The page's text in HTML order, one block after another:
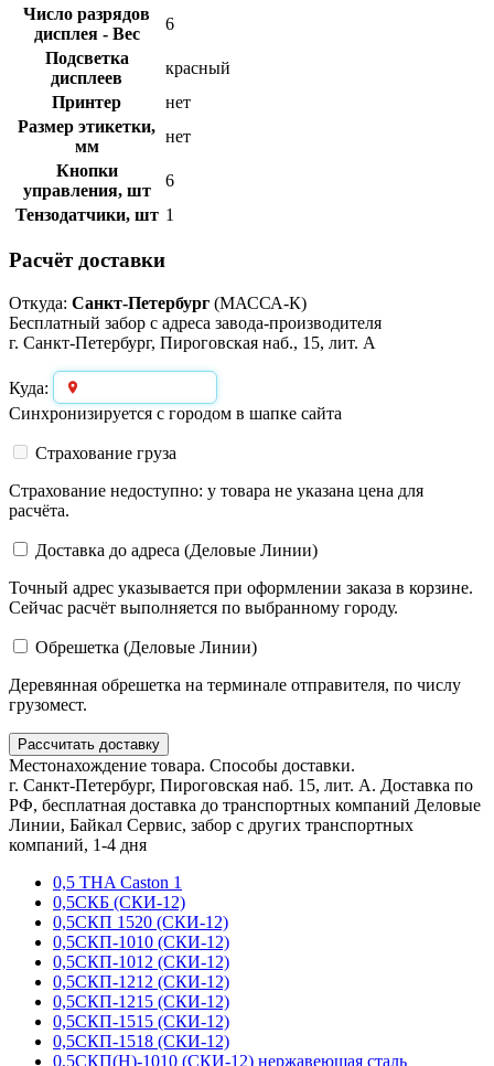
Число разрядов
дисплея - Вес
6
Подсветка
дисплеев
красный
Принтер
нет
Размер этикетки,
мм
нет
Кнопки
управления, шт
6
Тензодатчики, шт 1
Расчёт доставки
Откуда: Санкт-Петербург (МАССА-К)
Бесплатный забор с адреса завода-производителя
г. Санкт-Петербург, Пироговская наб., 15, лит. А
Куда:
Синхронизируется с городом в шапке сайта
Страхование груза
Страхование недоступно: у товара не указана цена для
расчёта.
Доставка до адреса (Деловые Линии)
Точный адрес указывается при оформлении заказа в корзине.
Сейчас расчёт выполняется по выбранному городу.
Обрешетка (Деловые Линии)
Деревянная обрешетка на терминале отправителя, по числу
грузомест.
Рассчитать доставку
Местонахождение товара. Способы доставки.
г. Санкт-Петербург, Пироговская наб. 15, лит. А. Доставка по
РФ, бесплатная доставка до транспортных компаний Деловые
Линии, Байкал Сервис, забор с других транспортных
компаний, 1-4 дня
0,5 THA Caston 1
0,5СКБ (СКИ-12)
0,5СКП 1520 (СКИ-12)
0,5СКП-1010 (СКИ-12)
0,5СКП-1012 (СКИ-12)
0,5СКП-1212 (СКИ-12)
0,5СКП-1215 (СКИ-12)
0,5СКП-1515 (СКИ-12)
0,5СКП-1518 (СКИ-12)
0,5СКП(Н)-1010 (СКИ-12) нержавеющая сталь